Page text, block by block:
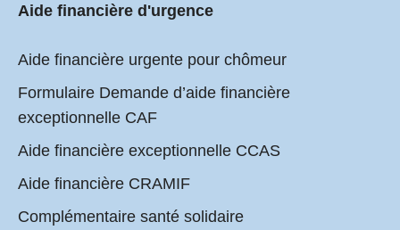
Aide financière d'urgence
Aide financière urgente pour chômeur
Formulaire Demande d’aide financière
exceptionnelle CAF
Aide financière exceptionnelle CCAS
Aide financière CRAMIF
Complémentaire santé solidaire